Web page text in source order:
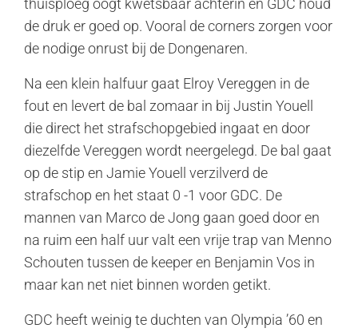
thuisploeg oogt kwetsbaar achterin en GDC houd
de druk er goed op. Vooral de corners zorgen voor
de nodige onrust bij de Dongenaren.
Na een klein halfuur gaat Elroy Vereggen in de
fout en levert de bal zomaar in bij Justin Youell
die direct het strafschopgebied ingaat en door
diezelfde Vereggen wordt neergelegd. De bal gaat
op de stip en Jamie Youell verzilverd de
strafschop en het staat 0 -1 voor GDC. De
mannen van Marco de Jong gaan goed door en
na ruim een half uur valt een vrije trap van Menno
Schouten tussen de keeper en Benjamin Vos in
maar kan net niet binnen worden getikt.
GDC heeft weinig te duchten van Olympia ’60 en